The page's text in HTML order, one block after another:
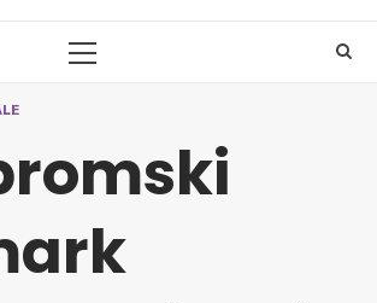
PRIMARY